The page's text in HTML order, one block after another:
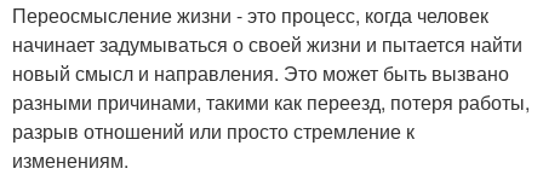
Переосмысление жизни - это процесс, когда человек
начинает задумываться о своей жизни и пытается найти
новый смысл и направления. Это может быть вызвано
разными причинами, такими как переезд, потеря работы,
разрыв отношений или просто стремление к
изменениям.